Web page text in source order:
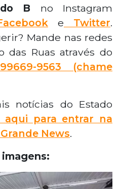
B no Instagram
e Twitter.
Mande nas redes
das Ruas através do
9563 (chame
notícias do Estado
aqui para entrar na
News.
imagens: